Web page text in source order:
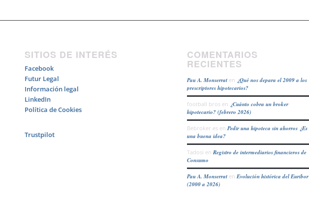
SITIOS DE INTERÉS
Facebook
Futur Legal
Información legal
LinkedIn
Política de Cookies
Trustpilot
COMENTARIOS
RECIENTES
Pau A. Monserraten ¿Qué nos depara el 2009 a los
prescriptores hipotecarios?
football brosen ¿Cuánto cobra un broker
hipotecario? (febrero 2026)
Bebroker.esen Pedir una hipoteca sin ahorros ¿Es
una buena idea?
Tadosi en Registro de intermediarios financieros de
Consumo
Pau A. Monserraten Evolución histórica del Euribor
(2000 a 2026)